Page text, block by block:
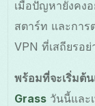
เมื่อปัญหายังคง
สตาร์ท และการ
VPN ที่เสถียรอย่
พร้อมที่จะเริ่มต้
Grass วันนี้และ